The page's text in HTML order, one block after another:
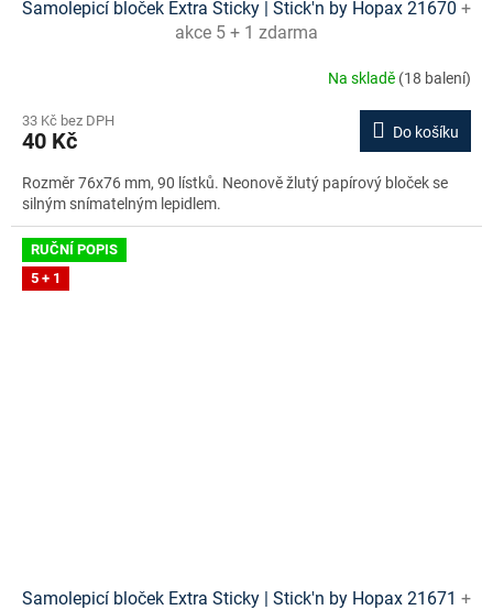
Samolepicí bloček Extra Sticky | Stick'n by Hopax 21670 +
akce 5 + 1 zdarma
Na skladě (18 balení)
33 Kč bez DPH
40 Kč Do košíku
Rozměr 76x76 mm, 90 lístků. Neonově žlutý papírový bloček se
silným snímatelným lepidlem.
RUČNÍ POPIS
5 + 1
Samolepicí bloček Extra Sticky | Stick'n by Hopax 21671 +